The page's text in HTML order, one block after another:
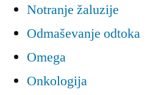
Notranje žaluzije
Odmaševanje odtoka
Omega
Onkologija